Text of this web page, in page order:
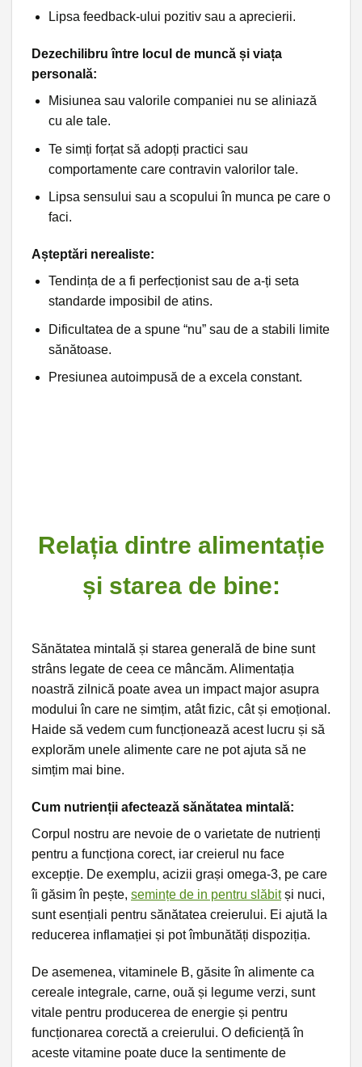
Lipsa feedback-ului pozitiv sau a aprecierii.
Dezechilibru între locul de muncă și viața
personală:
Misiunea sau valorile companiei nu se aliniază
cu ale tale.
Te simți forțat să adopți practici sau
comportamente care contravin valorilor tale.
Lipsa sensului sau a scopului în munca pe care o
faci.
Așteptări nerealiste:
Tendința de a fi perfecționist sau de a-ți seta
standarde imposibil de atins.
Dificultatea de a spune “nu” sau de a stabili limite
sănătoase.
Presiunea autoimpusă de a excela constant.
Relația dintre alimentație
și starea de bine:
Sănătatea mintală și starea generală de bine sunt
strâns legate de ceea ce mâncăm. Alimentația
noastră zilnică poate avea un impact major asupra
modului în care ne simțim, atât fizic, cât și emoțional.
Haide să vedem cum funcționează acest lucru și să
explorăm unele alimente care ne pot ajuta să ne
simțim mai bine.
Cum nutrienții afectează sănătatea mintală:
Corpul nostru are nevoie de o varietate de nutrienți
pentru a funcționa corect, iar creierul nu face
excepție. De exemplu, acizii grași omega-3, pe care
îi găsim în pește, semințe de in pentru slăbitși nuci,
sunt esențiali pentru sănătatea creierului. Ei ajută la
reducerea inflamației și pot îmbunătăți dispoziția.
De asemenea, vitaminele B, găsite în alimente ca
cereale integrale, carne, ouă și legume verzi, sunt
vitale pentru producerea de energie și pentru
funcționarea corectă a creierului. O deficiență în
aceste vitamine poate duce la sentimente de